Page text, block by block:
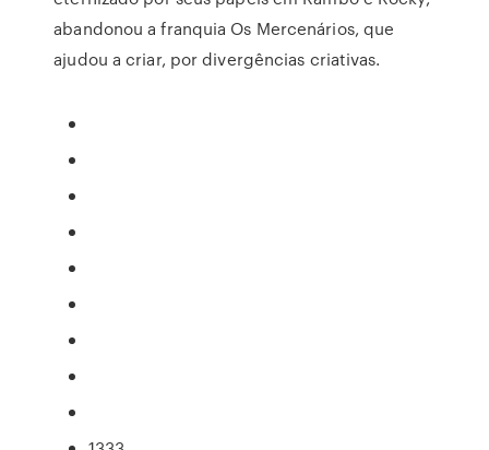
abandonou a franquia Os Mercenários, que
ajudou a criar, por divergências criativas.